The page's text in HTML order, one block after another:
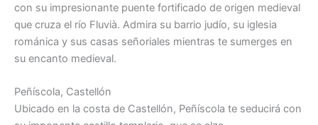
con su impresionante puente fortificado de origen medieval
que cruza el río Fluvià. Admira su barrio judío, su iglesia
románica y sus casas señoriales mientras te sumerges en
su encanto medieval.
Peñíscola, Castellón
Ubicado en la costa de Castellón, Peñíscola te seducirá con